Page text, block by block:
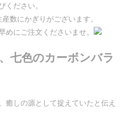
ください。
数にかぎりがございます。
めにご注文くださいませ。
七色のカーボンバラ
癒しの源として捉えていたと伝え